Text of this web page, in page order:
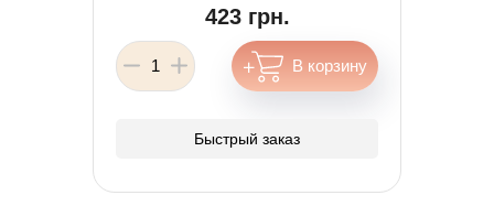
423 грн.
Быстрый заказ